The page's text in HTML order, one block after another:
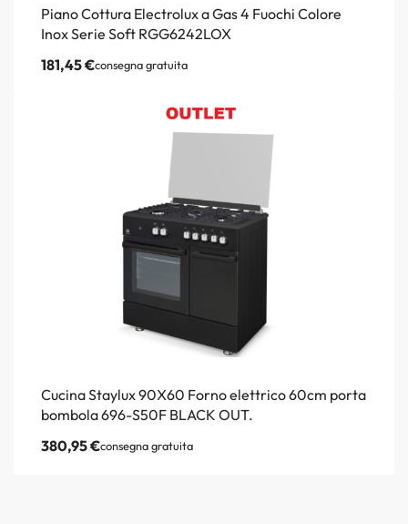
Piano Cottura Electrolux a Gas 4 Fuochi Colore
Inox Serie Soft RGG6242LOX
181,45€consegna gratuita
Cucina Staylux 90X60 Forno elettrico 60cm porta
bombola 696-S50F BLACK OUT.
380,95€consegna gratuita